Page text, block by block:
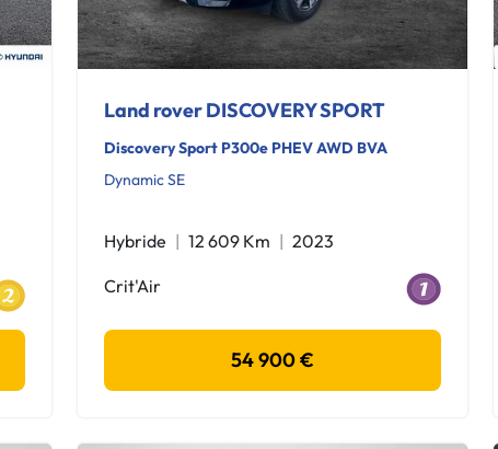
Land rover DISCOVERY SPORT
Discovery Sport P300e PHEV AWD BVA
Dynamic SE
Hybride 12 609 Km 2023
Crit'Air
54 900 €